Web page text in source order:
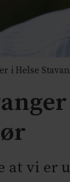
i Helse
at vi er